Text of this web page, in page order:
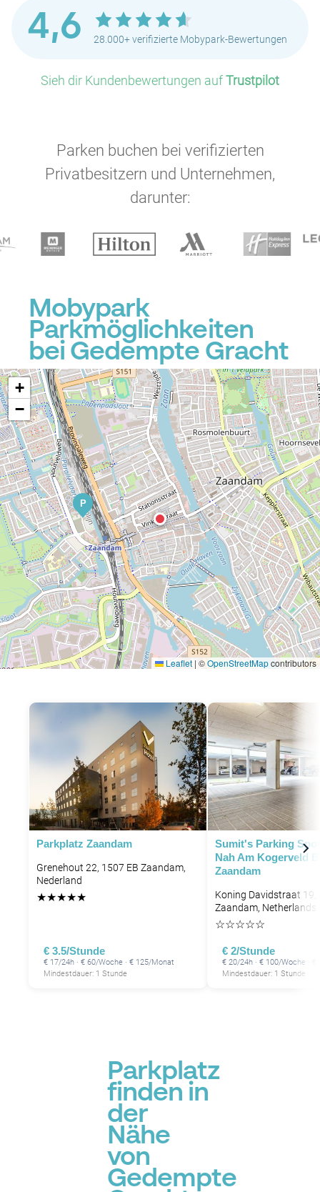
4,6 28.000+ verifizierte Mobypark-Bewertungen
Sieh dir Kundenbewertungen aufTrustpilot
Parken buchen bei verifizierten
Privatbesitzern und Unternehmen,
darunter:
Mobypark
Parkmöglichkeiten
bei Gedempte Gracht
P
P
+
−
Leaflet | ©OpenStreetMapcontributors
Parkplatz Zaandam
Grenehout 22, 1507 EB Zaandam,
Nederland
★★★★★
€ 3.5/Stunde
€ 17/24h · € 60/Woche · € 125/Monat
Mindestdauer: 1 Stunde
Sumit's Parking
Nah Am Kogerveld
Zaandam
Koning Davidstraat 19,
Zaandam, Netherlands
☆☆☆☆☆
€ 2/Stunde
€ 20/24h · € 100/Woche ·
Mindestdauer: 1 Stunde
Parkplatz
finden in
der
Nähe
von
Gedempte